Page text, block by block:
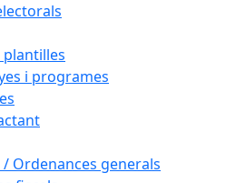
i programes
Ordenances generals